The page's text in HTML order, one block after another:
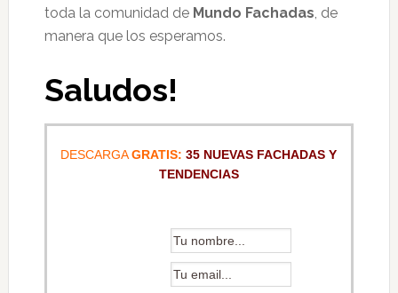
toda la comunidad de Mundo Fachadas, de
manera que los esperamos.
Saludos!
DESCARGAGRATIS: 35 NUEVAS FACHADAS Y
TENDENCIAS